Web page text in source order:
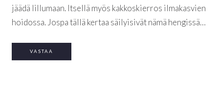
jäädä lillumaan. Itsellä myös kakkoskierros ilmakasvien
hoidossa. Jospa tällä kertaa säilyisivät nämä hengissä…
VASTAA